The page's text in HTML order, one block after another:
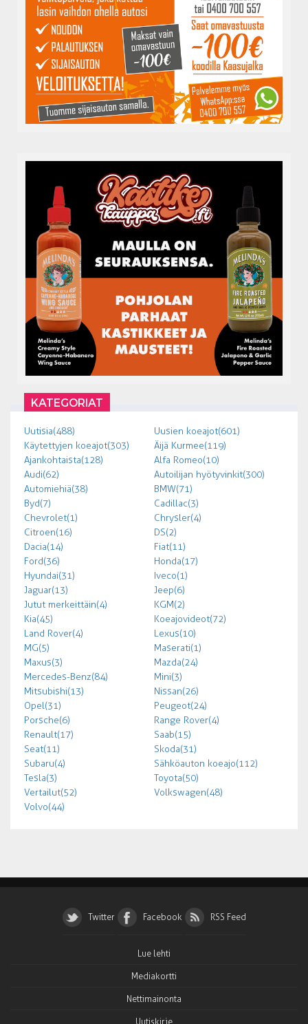
KATEGORIAT
Uutisia (488)
Uusien koeajot (601)
Käytettyjen koeajot (303)
Äijä Kurmee (119)
Ajankohtaista (128)
Alfa Romeo (10)
Audi (62)
Autoilijan hyötyvinkit (300)
Automiehiä (38)
BMW (71)
Byd (7)
Cadillac (3)
Chevrolet (1)
Chrysler (4)
Citroen (16)
DS (2)
Dacia (14)
Fiat (11)
Ford (36)
Honda (17)
Hyundai (31)
Iveco (1)
Jaguar (13)
Jeep (6)
Jutut merkeittäin (4)
KGM (2)
Kia (45)
Koeajovideot (72)
Land Rover (4)
Lexus (10)
MG (5)
Maserati (1)
Maxus (3)
Mazda (24)
Mercedes-Benz (84)
Mini (3)
Mitsubishi (13)
Nissan (26)
Opel (31)
Peugeot (24)
Porsche (6)
Range Rover (4)
Renault (17)
Saab (15)
Seat (11)
Skoda (31)
Subaru (4)
Sähköauton koeajo (112)
Tesla (3)
Toyota (50)
Vertailut (52)
Volkswagen (48)
Volvo (44)
Twitter Facebook RSS Feed
Lue lehti
Mediakortti
Nettimainonta
Uutiskirje